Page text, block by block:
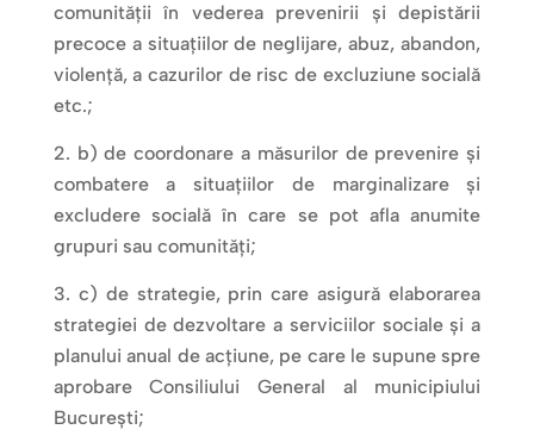
comunității în vederea prevenirii și depistării
precoce a situațiilor de neglijare, abuz, abandon,
violență, a cazurilor de risc de excluziune socială
etc.;
b) de coordonare a măsurilor de prevenire și
combatere a situațiilor de marginalizare și
excludere socială în care se pot afla anumite
grupuri sau comunități;
c) de strategie, prin care asigură elaborarea
strategiei de dezvoltare a serviciilor sociale și a
planului anual de acțiune, pe care le supune spre
aprobare Consiliului General al municipiului
București;